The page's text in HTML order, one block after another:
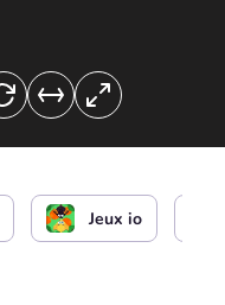
Accélérer
Jeux io